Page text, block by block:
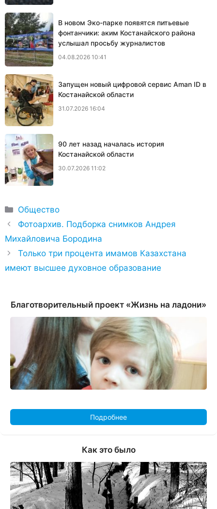
В новом Эко-парке появятся питьевые
фонтанчики: аким Костанайского района
услышал просьбу журналистов
04.08.2026 10:41
Запущен новый цифровой сервис Aman ID в
Костанайской области
31.07.2026 16:04
90 лет назад началась история
Костанайской области
30.07.2026 11:02
Рубрики
Общество
Фотоархив. Подборка снимков Андрея
Михайловича Бородина
Только три процента имамов Казахстана
имеют высшее духовное образование
Благотворительный проект «Жизнь на ладони»
Подробнее
Как это было